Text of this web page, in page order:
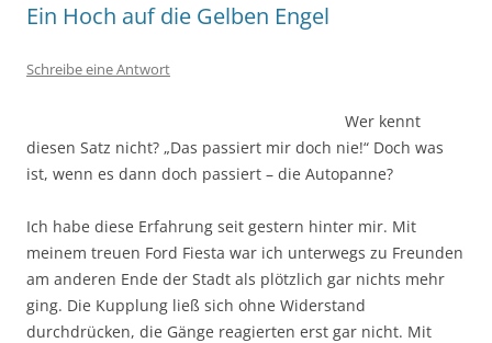
Ein Hoch auf die Gelben Engel
Schreibe eine Antwort
Wer kennt
diesen Satz nicht? „Das passiert mir doch nie!“ Doch was
ist, wenn es dann doch passiert – die Autopanne?
Ich habe diese Erfahrung seit gestern hinter mir. Mit
meinem treuen Ford Fiesta war ich unterwegs zu Freunden
am anderen Ende der Stadt als plötzlich gar nichts mehr
ging. Die Kupplung ließ sich ohne Widerstand
durchdrücken, die Gänge reagierten erst gar nicht. Mit